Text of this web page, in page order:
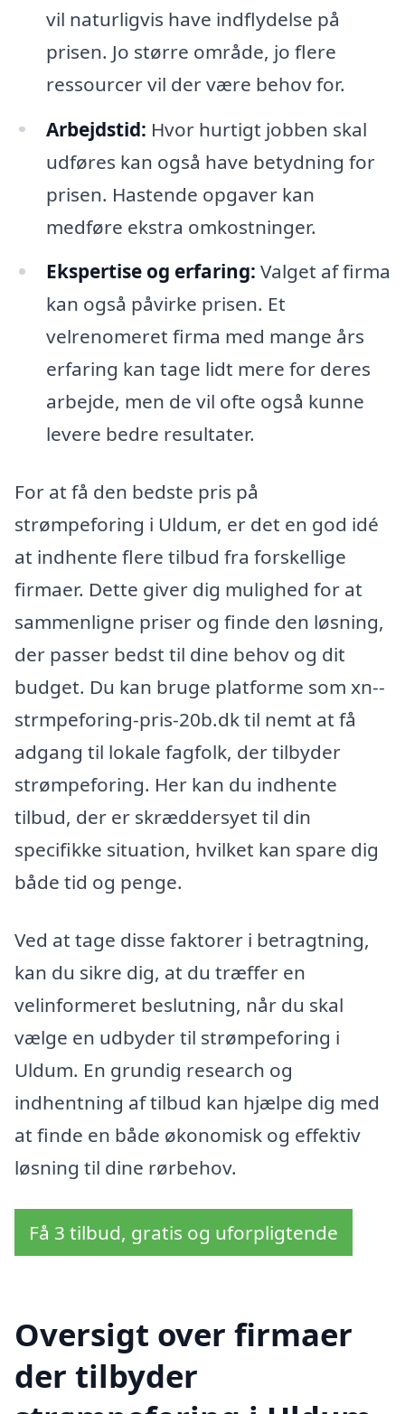
vil naturligvis have indflydelse på
prisen. Jo større område, jo flere
ressourcer vil der være behov for.
Arbejdstid: Hvor hurtigt jobben skal
udføres kan også have betydning for
prisen. Hastende opgaver kan
medføre ekstra omkostninger.
Ekspertise og erfaring: Valget af firma
kan også påvirke prisen. Et
velrenomeret firma med mange års
erfaring kan tage lidt mere for deres
arbejde, men de vil ofte også kunne
levere bedre resultater.
For at få den bedste pris på
strømpeforing i Uldum, er det en god idé
at indhente flere tilbud fra forskellige
firmaer. Dette giver dig mulighed for at
sammenligne priser og finde den løsning,
der passer bedst til dine behov og dit
budget. Du kan bruge platforme som xn--
strmpeforing-pris-20b.dk til nemt at få
adgang til lokale fagfolk, der tilbyder
strømpeforing. Her kan du indhente
tilbud, der er skræddersyet til din
specifikke situation, hvilket kan spare dig
både tid og penge.
Ved at tage disse faktorer i betragtning,
kan du sikre dig, at du træffer en
velinformeret beslutning, når du skal
vælge en udbyder til strømpeforing i
Uldum. En grundig research og
indhentning af tilbud kan hjælpe dig med
at finde en både økonomisk og effektiv
løsning til dine rørbehov.
Få 3 tilbud, gratis og uforpligtende
Oversigt over firmaer
der tilbyder